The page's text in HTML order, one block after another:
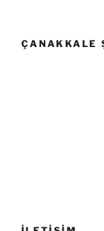
ÇANAKKALE